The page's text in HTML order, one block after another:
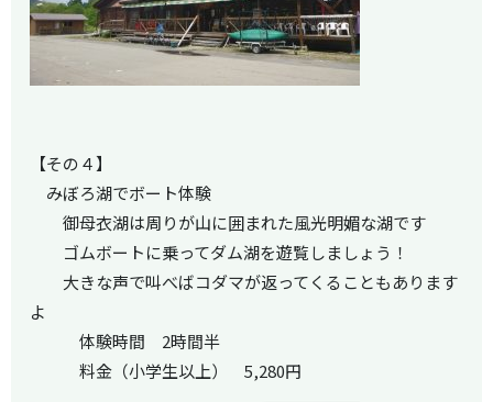
【その４】
みぼろ湖でボート体験
御母衣湖は周りが山に囲まれた風光明媚な湖です
ゴムボートに乗ってダム湖を遊覧しましょう！
大きな声で叫べばコダマが返ってくることもあります
よ
体験時間 2時間半
料金（小学生以上） 5,280円